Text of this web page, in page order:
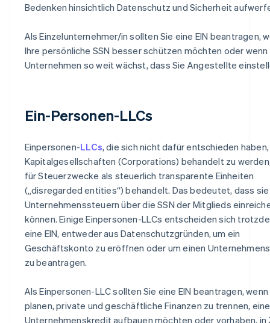
Bedenken hinsichtlich Datenschutz und Sicherheit
Als Einzelunternehmer/in sollten Sie eine EIN beantragen,
Ihre persönliche SSN besser schützen möchten oder wenn
Unternehmen so weit wächst, dass Sie Angestellte
Ein-Personen-LLCs
Einpersonen-LLCs, die sich nicht dafür entschieden
Kapitalgesellschaften (Corporations) behandelt zu
für Steuerzwecke als steuerlich transparente Einheiten
(„disregarded entities“) behandelt. Das bedeutet, dass
Unternehmenssteuern über die SSN der Mitglieds
können. Einige Einpersonen-LLCs entscheiden sich
eine EIN, entweder aus Datenschutzgründen, um ein
Geschäftskonto zu eröffnen oder um einen
zu beantragen.
Als Einpersonen-LLC sollten Sie eine EIN beantragen, wenn
planen, private und geschäftliche Finanzen zu trennen,
Unternehmenskredit aufbauen möchten oder vorhaben,